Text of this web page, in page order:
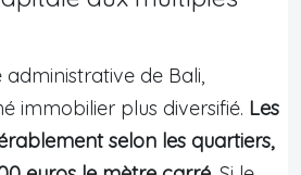
de Bali,
immobilier plus diversifié. Les
selon les quartiers,